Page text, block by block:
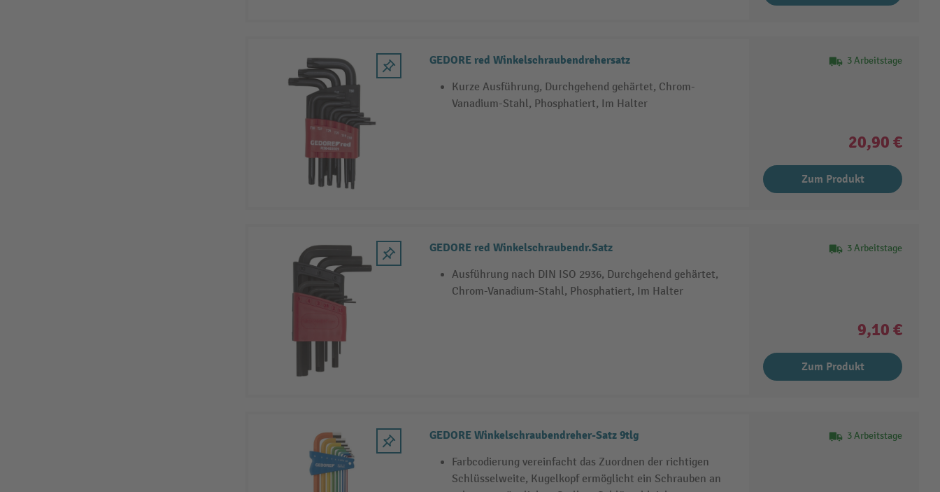
GEDORE red Winkelschraubendrehersatz
Kurze Ausführung, Durchgehend gehärtet, Chrom-
Vanadium-Stahl, Phosphatiert, Im Halter
3 Arbeitstage
20,90 €
Zum Produkt
GEDORE red Winkelschraubendr.Satz
Ausführung nach DIN ISO 2936, Durchgehend gehärtet,
Chrom-Vanadium-Stahl, Phosphatiert, Im Halter
3 Arbeitstage
9,10 €
Zum Produkt
GEDORE Winkelschraubendreher-Satz 9tlg
Farbcodierung vereinfacht das Zuordnen der richtigen
Schlüsselweite, Kugelkopf ermöglicht ein Schrauben an
3 Arbeitstage